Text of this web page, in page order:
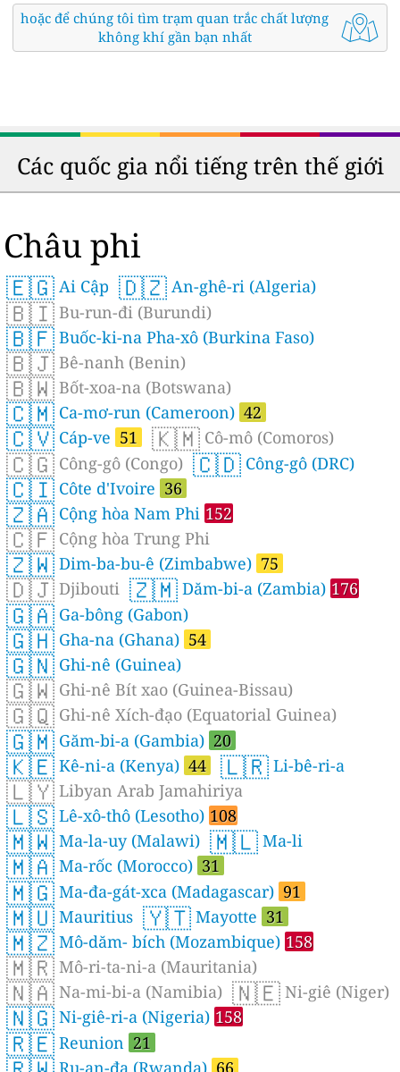
hoặc để chúng tôi tìm trạm quan trắc chất lượng
không khí gần bạn nhất
Các quốc gia nổi tiếng trên thế giới
Châu phi
🇪🇬 Ai Cập 🇩🇿 An-ghê-ri (Algeria)
🇧🇮 Bu-run-đi (Burundi)
🇧🇫 Buốc-ki-na Pha-xô (Burkina Faso)
🇧🇯 Bê-nanh (Benin)
🇧🇼 Bốt-xoa-na (Botswana)
🇨🇲 Ca-mơ-run (Cameroon) 42
🇨🇻 Cáp-ve 51 🇰🇲 Cô-mô (Comoros)
🇨🇬 Công-gô (Congo) 🇨🇩 Công-gô (DRC)
🇨🇮 Côte d'Ivoire 36
🇿🇦 Cộng hòa Nam Phi 152
🇨🇫 Cộng hòa Trung Phi
🇿🇼 Dim-ba-bu-ê (Zimbabwe) 75
🇩🇯 Djibouti 🇿🇲 Dăm-bi-a (Zambia) 176
🇬🇦 Ga-bông (Gabon)
🇬🇭 Gha-na (Ghana) 54
🇬🇳 Ghi-nê (Guinea)
🇬🇼 Ghi-nê Bít xao (Guinea-Bissau)
🇬🇶 Ghi-nê Xích-đạo (Equatorial Guinea)
🇬🇲 Găm-bi-a (Gambia) 20
🇰🇪 Kê-ni-a (Kenya) 44 🇱🇷 Li-bê-ri-a
🇱🇾 Libyan Arab Jamahiriya
🇱🇸 Lê-xô-thô (Lesotho) 108
🇲🇼 Ma-la-uy (Malawi) 🇲🇱 Ma-li
🇲🇦 Ma-rốc (Morocco) 31
🇲🇬 Ma-đa-gát-xca (Madagascar) 91
🇲🇺 Mauritius 🇾🇹 Mayotte 31
🇲🇿 Mô-dăm- bích (Mozambique) 158
🇲🇷 Mô-ri-ta-ni-a (Mauritania)
🇳🇦 Na-mi-bi-a (Namibia) 🇳🇪 Ni-giê (Niger)
🇳🇬 Ni-giê-ri-a (Nigeria) 158
🇷🇪 Reunion 21
Ru-an-đa (Rwanda) 66